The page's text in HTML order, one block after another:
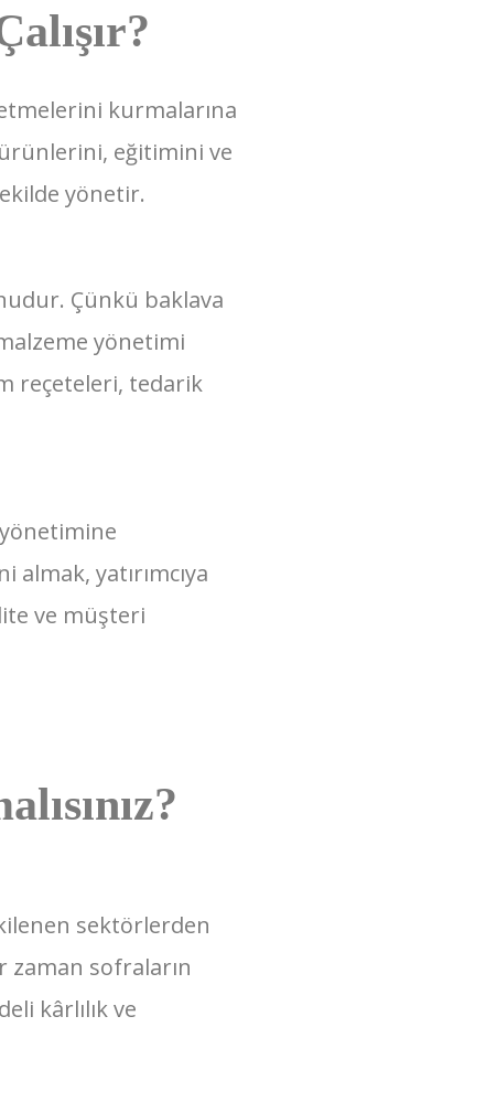
kurmalarına
ürünlerini, eğitimini ve
yönetir.
Çünkü baklava
yönetimi
reçeteleri, tedarik
yönetimine
yatırımcıya
ve müşteri
sektörlerden
zaman sofraların
kârlılık ve